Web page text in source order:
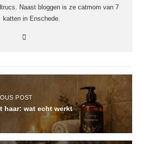
Naast bloggen is ze catmom van 7
katten in Enschede.
POST
haar: wat echt werkt